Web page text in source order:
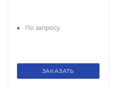
По запросу
ЗАКАЗАТЬ